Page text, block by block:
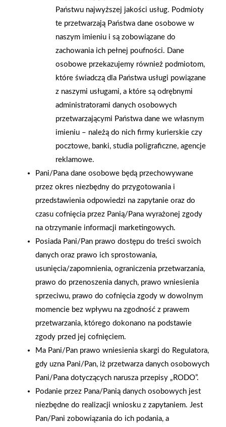
gra z WOŚP. Powstała
rzecz gastroenterologii
dziecięcej
Grupy PSB. Sieć kończy
rok strategicznym
otwarciem po
rebrandingu
2025-12-31
Otwarcie sklepu PSB
Mrówka w Wyrzysku
Państwu najwyższej jakości usług. Podmioty
te przetwarzają Państwa dane osobowe w
naszym imieniu i są zobowiązane do
zachowania ich pełnej poufności. Dane
osobowe przekazujemy również podmiotom,
które świadczą dla Państwa usługi powiązane
z naszymi usługami, a które są odrębnymi
administratorami danych osobowych
przetwarzającymi Państwa dane we własnym
imieniu – należą do nich firmy kurierskie czy
pocztowe, banki, studia poligraficzne, agencje
reklamowe.
Pani/Pana dane osobowe będą przechowywane
przez okres niezbędny do przygotowania i
przedstawienia odpowiedzi na zapytanie oraz do
czasu cofnięcia przez Panią/Pana wyrażonej zgody
na otrzymanie informacji marketingowych.
Posiada Pani/Pan prawo dostępu do treści swoich
danych oraz prawo ich sprostowania,
usunięcia/zapomnienia, ograniczenia przetwarzania,
prawo do przenoszenia danych, prawo wniesienia
sprzeciwu, prawo do cofnięcia zgody w dowolnym
momencie bez wpływu na zgodność z prawem
przetwarzania, którego dokonano na podstawie
zgody przed jej cofnięciem.
Ma Pani/Pan prawo wniesienia skargi do Regulatora,
gdy uzna Pani/Pan, iż przetwarza danych osobowych
Pani/Pana dotyczących narusza przepisy „RODO”.
Podanie przez Pana/Panią danych osobowych jest
niezbędne do realizacji wniosku z zapytaniem. Jest
Pan/Pani zobowiązania do ich podania, a
Polityka plików cookies
Nasz serwis internetowy wykorzystuje pliki cookies w celu